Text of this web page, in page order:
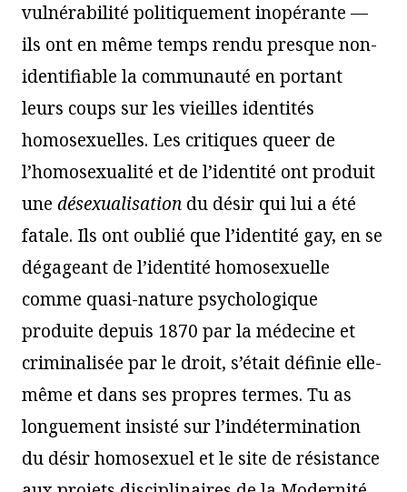
vulnérabilité politiquement inopérante —
ils ont en même temps rendu presque non-
identifiable la communauté en portant
leurs coups sur les vieilles identités
homosexuelles. Les critiques queer de
l’homosexualité et de l’identité ont produit
une désexualisation du désir qui lui a été
fatale. Ils ont oublié que l’identité gay, en se
dégageant de l’identité homosexuelle
comme quasi-nature psychologique
produite depuis 1870 par la médecine et
criminalisée par le droit, s’était définie elle-
même et dans ses propres termes. Tu as
longuement insisté sur l’indétermination
du désir homosexuel et le site de résistance